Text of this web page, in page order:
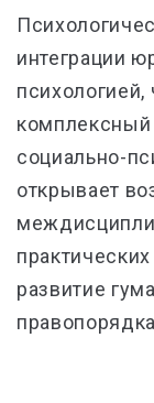
интеграции
психологией,
комплексный
социально-
открывает
развитие